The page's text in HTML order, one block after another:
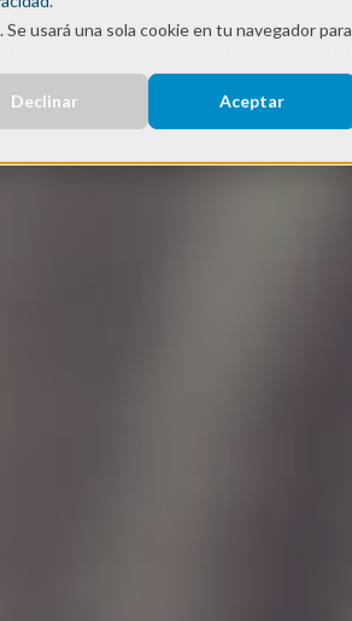
usará una sola cookie en tu navegador para
Declinar Aceptar